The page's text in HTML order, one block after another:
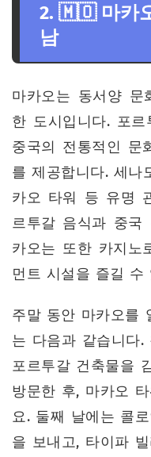
2. 🇲🇴 마카
남
마카오는 동서양 문
한 도시입니다. 포
중국의 전통적인 문
를 제공합니다. 세나
카오 타워 등 유명
르투갈 음식과 중
카오는 또한 카지노
먼트 시설을 즐길 수
주말 동안 마카오를
는 다음과 같습니다.
포르투갈 건축물을
방문한 후, 마카오
요. 둘째 날에는 콜
을 보내고, 타이파